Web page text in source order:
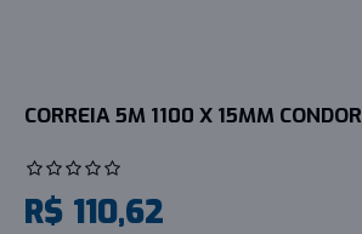
CORREIA 5M 1100 X 15MM CONDOR
R$ 110,62